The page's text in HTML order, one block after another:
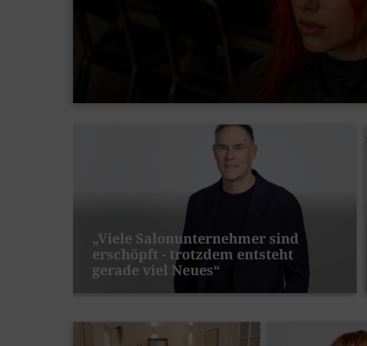
„Viele Salonunternehmer sind
erschöpft - trotzdem entsteht
gerade viel Neues“